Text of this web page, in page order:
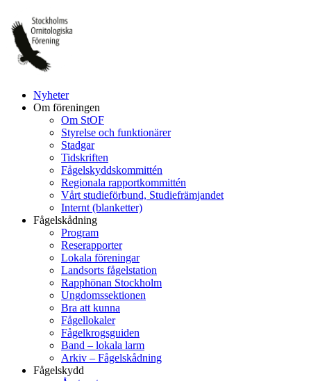
till
innehåll
Nyheter
Om föreningen
Om StOF
Styrelse och funktionärer
Stadgar
Tidskriften
Fågelskyddskommittén
Regionala rapportkommittén
Vårt studieförbund, Studiefrämjandet
Internt (blanketter)
Fågelskådning
Program
Reserapporter
Lokala föreningar
Landsorts fågelstation
Rapphönan Stockholm
Ungdomssektionen
Bra att kunna
Fågellokaler
Fågelkrogsguiden
Band – lokala larm
Arkiv – Fågelskådning
Fågelskydd